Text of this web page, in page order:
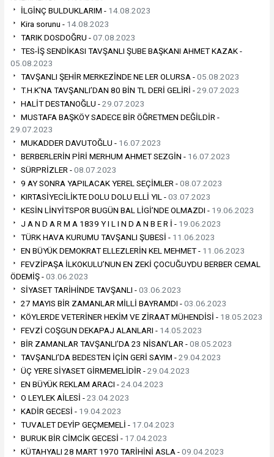
İLGİNÇ BULDUKLARIM - 14.08.2023
Kira sorunu - 14.08.2023
TARIK DOSDOĞRU -07.08.2023
TES-İŞ SENDİKASI TAVŞANLI ŞUBE BAŞKANI AHMET KAZAK -
05.08.2023
TAVŞANLI ŞEHİR MERKEZİNDE NE LER OLURSA -05.08.2023
T.H.K’NA TAVŞANLI’DAN 80 BİN TL DERİ GELİRİ -29.07.2023
HALİT DESTANOĞLU -29.07.2023
MUSTAFA BAŞKÖY SADECE BİR ÖĞRETMEN DEĞİLDİR -
29.07.2023
MUKADDER DAVUTOĞLU - 16.07.2023
BERBERLERİN PİRİ MERHUM AHMET SEZGİN - 16.07.2023
SÜRPRİZLER -08.07.2023
9 AY SONRA YAPILACAK YEREL SEÇİMLER -08.07.2023
KIRTASİYECİLİKTE DOLU DOLU ELLİ YIL -03.07.2023
KESİN LİNYİTSPOR BUGÜN BAL LİGİ’NDE OLMAZDI - 19.06.2023
J A N D A R M A 1839 Y I L I N D A N B E R İ - 19.06.2023
TÜRK HAVA KURUMU TAVŞANLI ŞUBESİ - 11.06.2023
EN BÜYÜK DEMOKRAT ELLEZLERİN KEL MEHMET - 11.06.2023
FEVZİPAŞA İLKOKULU’NUN EN ZEKİ ÇOCUĞUYDU BERBER CEMAL
ÖDEMİŞ -03.06.2023
SİYASET TARİHİNDE TAVŞANLI -03.06.2023
27 MAYIS BİR ZAMANLAR MİLLİ BAYRAMDI -03.06.2023
KÖYLERDE VETERİNER HEKİM VE ZİRAAT MÜHENDİSİ - 18.05.2023
FEVZİ COŞGUN DEKAPAJ ALANLARI - 14.05.2023
BİR ZAMANLAR TAVŞANLI’DA 23 NİSAN’LAR -08.05.2023
TAVŞANLI’DA BEDESTEN İÇİN GERİ SAYIM -29.04.2023
ÜÇ YERE SİYASET GİRMEMELİDİR -29.04.2023
EN BÜYÜK REKLAM ARACI -24.04.2023
O LEYLEK AİLESİ -23.04.2023
KADİR GECESİ - 19.04.2023
TUVALET DEYİP GEÇMEMELİ - 17.04.2023
BURUK BİR CİMCİK GECESİ - 17.04.2023
KÜTAHYALI 28 MART 1970 TARİHİNİ ASLA -09.04.2023